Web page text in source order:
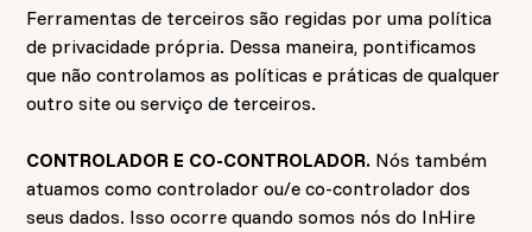
Ferramentas de terceiros são regidas por uma política
de privacidade própria. Dessa maneira, pontificamos
que não controlamos as políticas e práticas de qualquer
outro site ou serviço de terceiros.
CONTROLADOR E CO-CONTROLADOR. Nós também
atuamos como controlador ou/e co-controlador dos
seus dados. Isso ocorre quando somos nós do InHire